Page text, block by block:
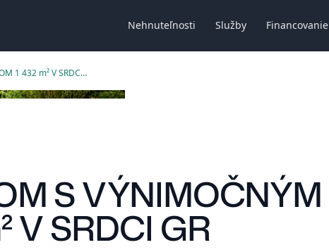
Nehnuteľnosti Služby Financovanie
STARŠÍ RODINNÝ DOM S VÝNIMOČNÝM POZEMKOM 1 432 m² V SRDCI GR
S VÝNIMOČNÝM
V SRDCI GR